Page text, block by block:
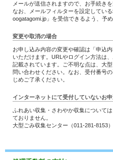
メールが送信されますので、お手続きを
なお、メールフィルターを設定してい
oogatagomi.jp」を受信できるよう、予
変更や取消の場合
お申し込み内容の変更や確認は「申込
いただけます。URLやログイン方法は
記載されています。ご不明な点は、大
問い合わせください。なお、受付番号
じめご了承ください。
インターネットにて受付していないお
ふれあい収集・さわやか収集について
ておりません。
大型ごみ収集センター（011‐281‐8153